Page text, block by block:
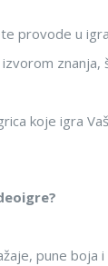
provode u
koje igra
pune